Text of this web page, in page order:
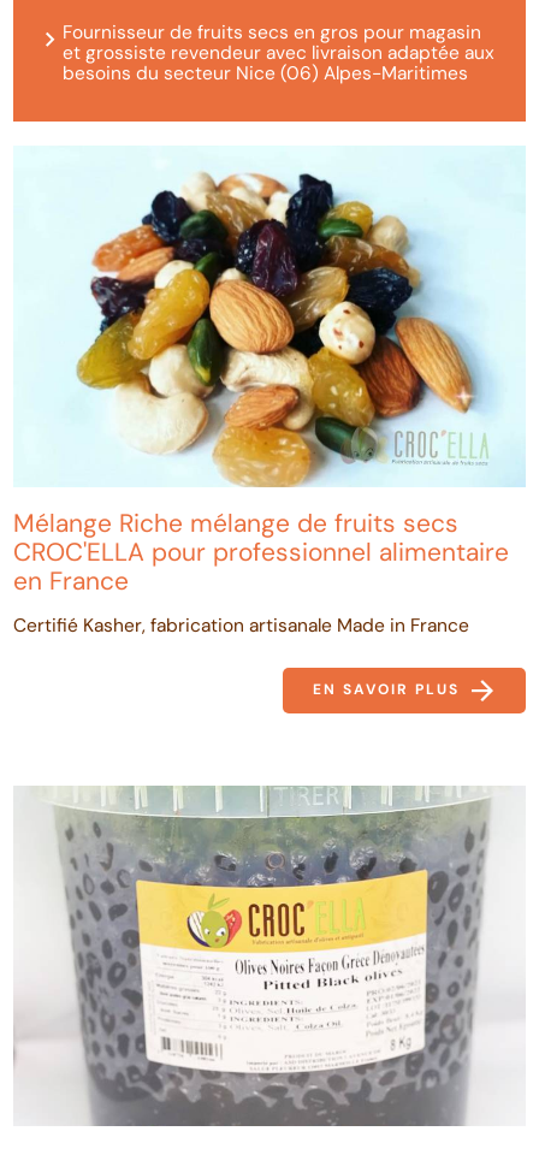
Fournisseur de fruits secs en gros pour magasin
et grossiste revendeur avec livraison adaptée aux
besoins du secteur Nice (06) Alpes-Maritimes
Mélange Riche mélange de fruits secs
CROC'ELLA pour professionnel alimentaire
en France
Certifié Kasher, fabrication artisanale Made in France
EN SAVOIR PLUS